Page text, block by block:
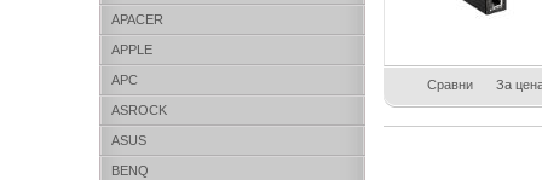
APACER
APPLE
APC
ASROCK
ASUS
BENQ
Сравни За